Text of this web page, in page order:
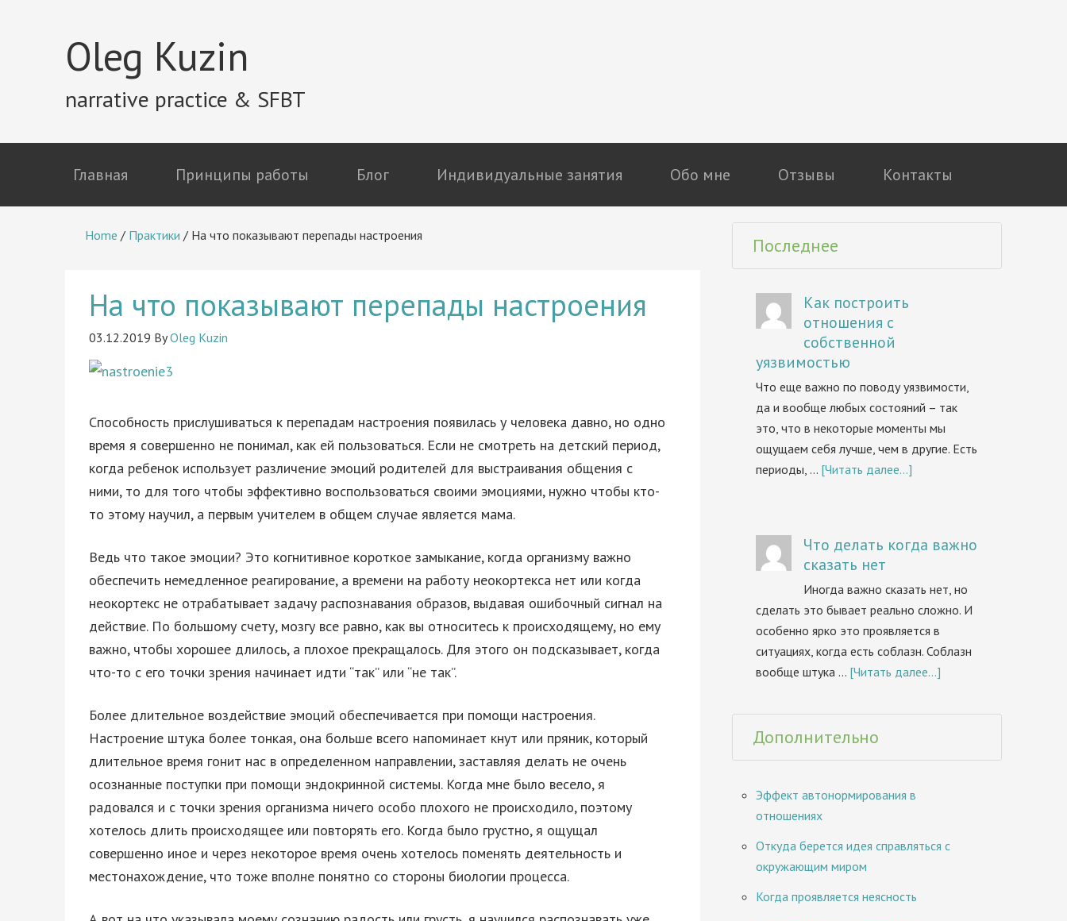
Oleg Kuzin
narrative practice & SFBT
Главная Принципы работы Блог Индивидуальные занятия Обо мне Отзывы Контакты
Home / Практики / На что показывают перепады настроения
На что показывают перепады настроения
03.12.2019 ByOleg Kuzin
Способность прислушиваться к перепадам настроения появилась у человека давно, но одно
время я совершенно не понимал, как ей пользоваться. Если не смотреть на детский период,
когда ребенок использует различение эмоций родителей для выстраивания общения с
ними, то для того чтобы эффективно воспользоваться своими эмоциями, нужно чтобы кто-
то этому научил, а первым учителем в общем случае является мама.
Ведь что такое эмоции? Это когнитивное короткое замыкание, когда организму важно
обеспечить немедленное реагирование, а времени на работу неокортекса нет или когда
неокортекс не отрабатывает задачу распознавания образов, выдавая ошибочный сигнал на
действие. По большому счету, мозгу все равно, как вы относитесь к происходящему, но ему
важно, чтобы хорошее длилось, а плохое прекращалось. Для этого он подсказывает, когда
что-то с его точки зрения начинает идти “так” или “не так”.
Более длительное воздействие эмоций обеспечивается при помощи настроения.
Настроение штука более тонкая, она больше всего напоминает кнут или пряник, который
длительное время гонит нас в определенном направлении, заставляя делать не очень
осознанные поступки при помощи эндокринной системы. Когда мне было весело, я
радовался и с точки зрения организма ничего особо плохого не происходило, поэтому
хотелось длить происходящее или повторять его. Когда было грустно, я ощущал
совершенно иное и через некоторое время очень хотелось поменять деятельность и
местонахождение, что тоже вполне понятно со стороны биологии процесса.
Последнее
Как построить
отношения с
собственной
уязвимостью
Что еще важно по поводу уязвимости,
да и вообще любых состояний – так
это, что в некоторые моменты мы
ощущаем себя лучше, чем в другие. Есть
периоды, … [Читать далее...]
Что делать когда важно
сказать нет
Иногда важно сказать нет, но
сделать это бывает реально сложно. И
особенно ярко это проявляется в
ситуациях, когда есть соблазн. Соблазн
вообще штука … [Читать далее...]
Дополнительно
Эффект автонормирования в
отношениях
Откуда берется идея справляться с
окружающим миром
Когда проявляется неясность